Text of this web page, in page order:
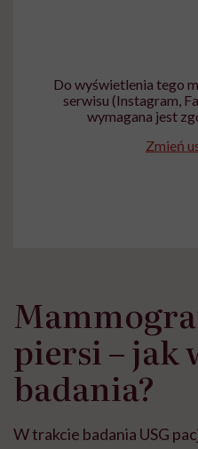
Do wyświetlenia tego
serwisu (Instagram,
wymagana jest
Zmień
piersi – jak
badania?
W trakcie badania USG